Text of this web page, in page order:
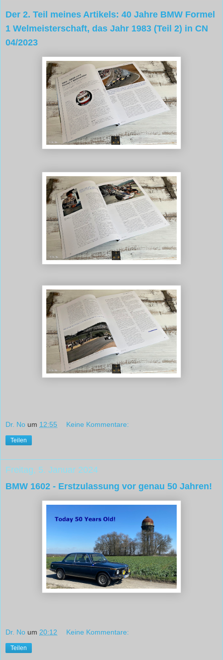
Der 2. Teil meines Artikels: 40 Jahre BMW Formel
1 Welmeisterschaft, das Jahr 1983 (Teil 2) in CN
04/2023
Dr. No um 12:55 Keine Kommentare:
Teilen
Freitag, 5. Januar 2024
BMW 1602 - Erstzulassung vor genau 50 Jahren!
Dr. No um 20:12 Keine Kommentare:
Teilen